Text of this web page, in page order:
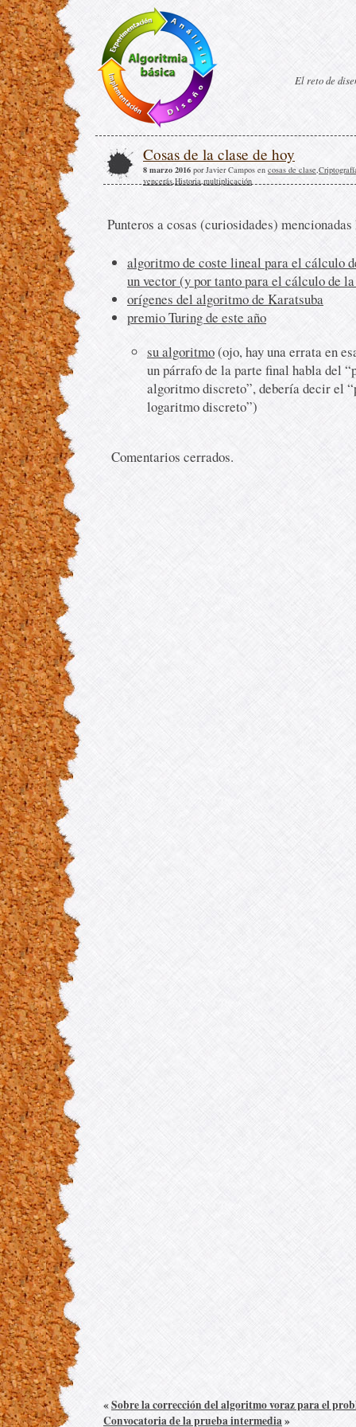
El reto de
Cosas de la clase de hoy
8 marzo 2016 por Javier Campos en cosas de clase,
vencerás,Historia,multiplicación
Punteros a cosas (curiosidades)
algoritmo de coste lineal para el cálculo
un vector (y por tanto para el cálculo de
orígenes del algoritmo de Karatsuba
premio Turing de este año
su algoritmo(ojo, hay una errata en
un párrafo de la parte final habla del
algoritmo discreto”, debería decir el
logaritmo discreto”)
Comentarios cerrados.
«Sobre la corrección del algoritmo voraz para el
Convocatoria de la prueba intermedia»